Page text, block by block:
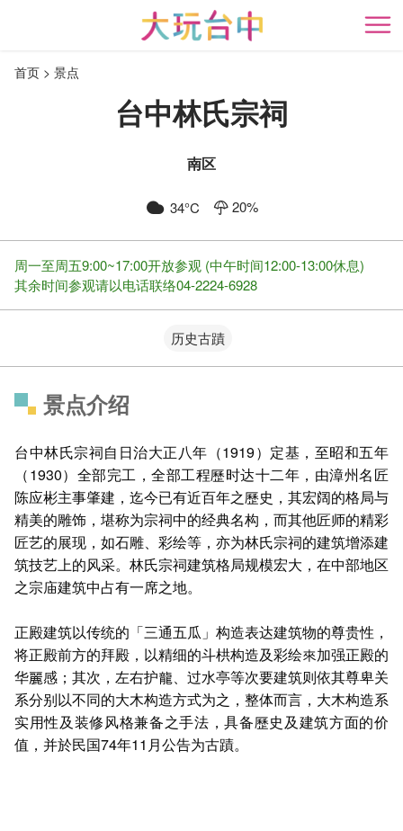
开
首页 景点
台中林氏宗祠
南区
34°C 20%
周一至周五9:00~17:00开放参观 (中午时间12:00-13:00休息)
其余时间参观请以电话联络04-2224-6928
历史古蹟
景点介绍
台中林氏宗祠自日治大正八年（1919）定基，至昭和五年
（1930）全部完工，全部工程歷时达十二年，由漳州名匠
陈应彬主事肇建，迄今已有近百年之歷史，其宏阔的格局与
精美的雕饰，堪称为宗祠中的经典名构，而其他匠师的精彩
匠艺的展现，如石雕、彩绘等，亦为林氏宗祠的建筑增添建
筑技艺上的风采。林氏宗祠建筑格局规模宏大，在中部地区
之宗庙建筑中占有一席之地。
正殿建筑以传统的「三通五瓜」构造表达建筑物的尊贵性，
将正殿前方的拜殿，以精细的斗栱构造及彩绘來加强正殿的
华麗感；其次，左右护龍、过水亭等次要建筑则依其尊卑关
系分别以不同的大木构造方式为之，整体而言，大木构造系
实用性及装修风格兼备之手法，具备歷史及建筑方面的价
值，并於民国74年11月公告为古蹟。